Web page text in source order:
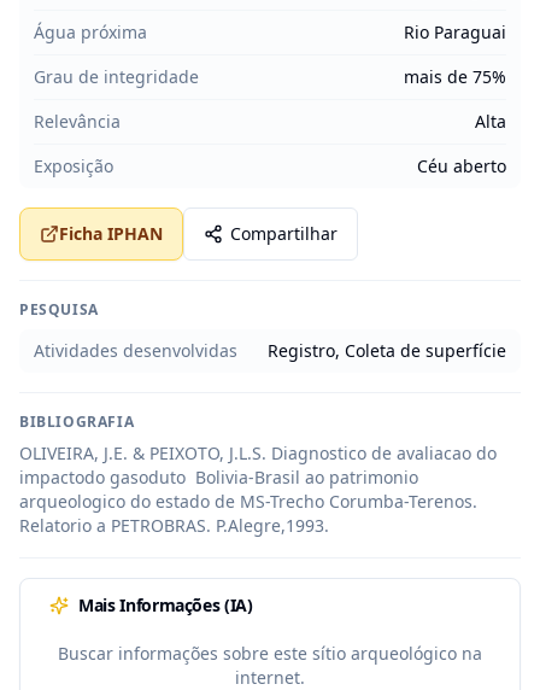
Água próxima
Rio Paraguai
Grau de integridade
mais de 75%
Relevância
Alta
Exposição
Céu aberto
Ficha IPHAN Compartilhar
PESQUISA
Atividades desenvolvidas Registro, Coleta de superfície
BIBLIOGRAFIA
OLIVEIRA, J.E. & PEIXOTO, J.L.S. Diagnostico de avaliacao do
impactodo gasoduto  Bolivia-Brasil ao patrimonio
arqueologico do estado de MS-Trecho Corumba-Terenos.
Relatorio a PETROBRAS. P.Alegre,1993.
Mais Informações (IA)
Buscar informações sobre este sítio arqueológico na
internet.